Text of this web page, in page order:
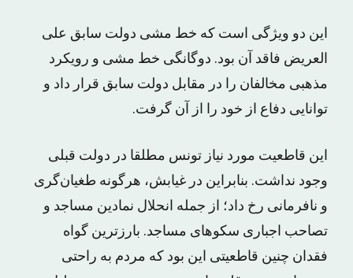
این دو ویژگی است که خط مشی دولت سابق علی
العریض فاقد آن بود. دوگانگی خط مشی و رویکرد
مذهبی مخالفان را در مقابل دولت سابق قرار داد و
توانایی دفاع از خود را از آن گرفت.
این قاطعیت مورد نیاز تونس مطلقا در دولت قبلی
وجود نداشت. بنابراین در غیابش، هرگونه طغیان‌گری
و نافرمانی رخ داد؛ از جمله انحلال نمادین مساجد و
تصاحب اجباری سکوهای مساجد. بارزترین گواه
فقدان چنین قاطعیتی این بود که مردم به راحتی